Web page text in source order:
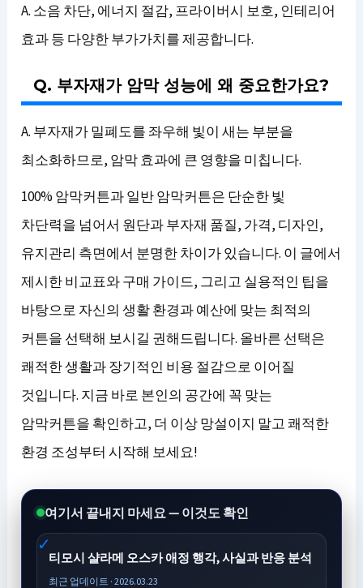
A. 소음 차단, 에너지 절감, 프라이버시 보호, 인테리어
효과 등 다양한 부가가치를 제공합니다.
Q. 부자재가 암막 성능에 왜 중요한가요?
A. 부자재가 밀폐도를 좌우해 빛이 새는 부분을
최소화하므로, 암막 효과에 큰 영향을 미칩니다.
100% 암막커튼과 일반 암막커튼은 단순한 빛
차단력을 넘어서 원단과 부자재 품질, 가격, 디자인,
유지관리 측면에서 분명한 차이가 있습니다. 이 글에서
제시한 비교표와 구매 가이드, 그리고 실용적인 팁을
바탕으로 자신의 생활 환경과 예산에 맞는 최적의
커튼을 선택해 보시길 권해드립니다. 올바른 선택은
쾌적한 생활과 장기적인 비용 절감으로 이어질
것입니다. 지금 바로 본인의 공간에 꼭 맞는
암막커튼을 확인하고, 더 이상 망설이지 말고 쾌적한
환경 조성부터 시작해 보세요!
여기서 끝내지 마세요 — 이것도 확인
티모시 샬라메 오스카 애정 행각, 사실과 반응 분석
최근 업데이트 · 2026.03.23